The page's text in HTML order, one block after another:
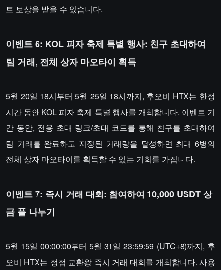
트 보상을 받을 수 있습니다.
이벤트 6: KOL 피자 축제 특별 행사: 친구 초대하여
팀 거래, 전체 상자 마오타이 획득
5월 20일 18시부터 5월 25일 18시까지, 후오비 HTX는 한정
시간 동안 KOL 피자 축제 특별 행사를 개최합니다. 이벤트 기
간 동안, 전용 초대 링크/초대 코드를 통해 친구를 초대하여
팀 거래를 완료하고 지정된 거래량을 달성하면 최대 6병의
전체 상자 마오타이를 획득할 수 있는 기회를 가집니다.
이벤트 7: 즉시 거래 대회: 참여하여 10,000 USDT 상
금 풀 나누기
5월 15일 00:00:00부터 5월 31일 23:59:59 (UTC+8)까지, 후
오비 HTX는 정점 교환왕 즉시 거래 대회를 개최합니다. 사용